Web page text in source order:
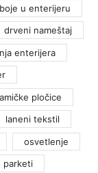
boje u enterijeru
drveni nameštaj
enterijera
pločice
laneni tekstil
osvetlenje
parketi